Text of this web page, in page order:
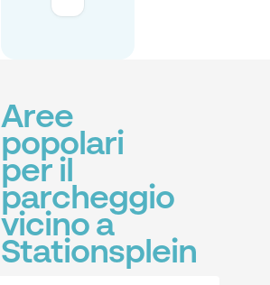
Aree
popolari
per il
parcheggio
vicino a
Stationsplein